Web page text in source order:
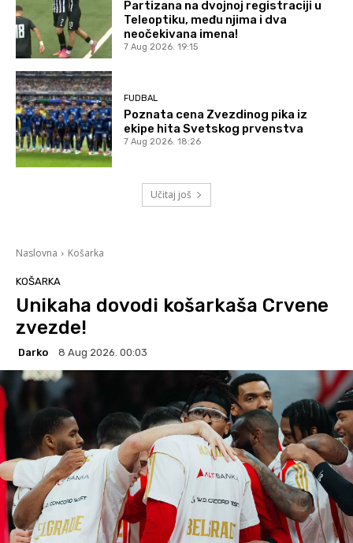
Partizana na dvojnoj registraciji u
Teleoptiku, među njima i dva
neočekivana imena!
7 Aug 2026. 19:15
FUDBAL
Poznata cena Zvezdinog pika iz
ekipe hita Svetskog prvenstva
7 Aug 2026. 18:26
Učitaj još